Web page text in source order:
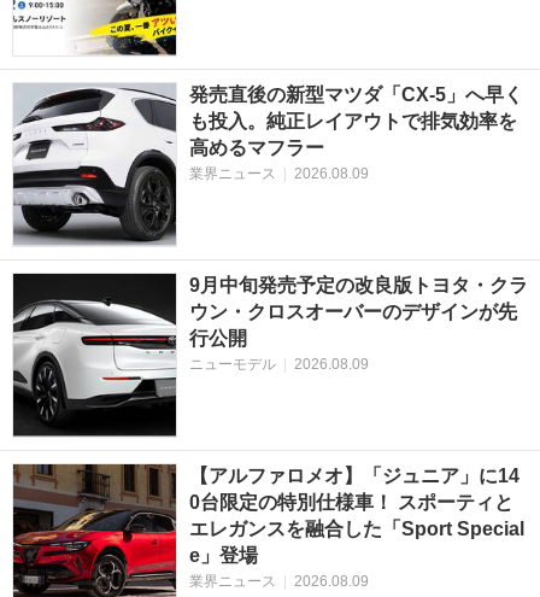
発売直後の新型マツダ「CX-5」へ早く
も投入。純正レイアウトで排気効率を
高めるマフラー
業界ニュース | 2026.08.09
9月中旬発売予定の改良版トヨタ・クラ
ウン・クロスオーバーのデザインが先
行公開
ニューモデル | 2026.08.09
【アルファロメオ】「ジュニア」に14
0台限定の特別仕様車！ スポーティと
エレガンスを融合した「Sport Special
e」登場
業界ニュース | 2026.08.09